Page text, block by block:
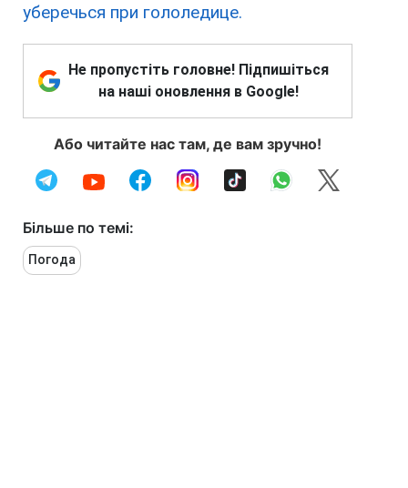
уберечься при гололедице.
Не пропустіть головне! Підпишіться
на наші оновлення в Google!
Або читайте нас там, де вам зручно!
Більше по темі:
Погода